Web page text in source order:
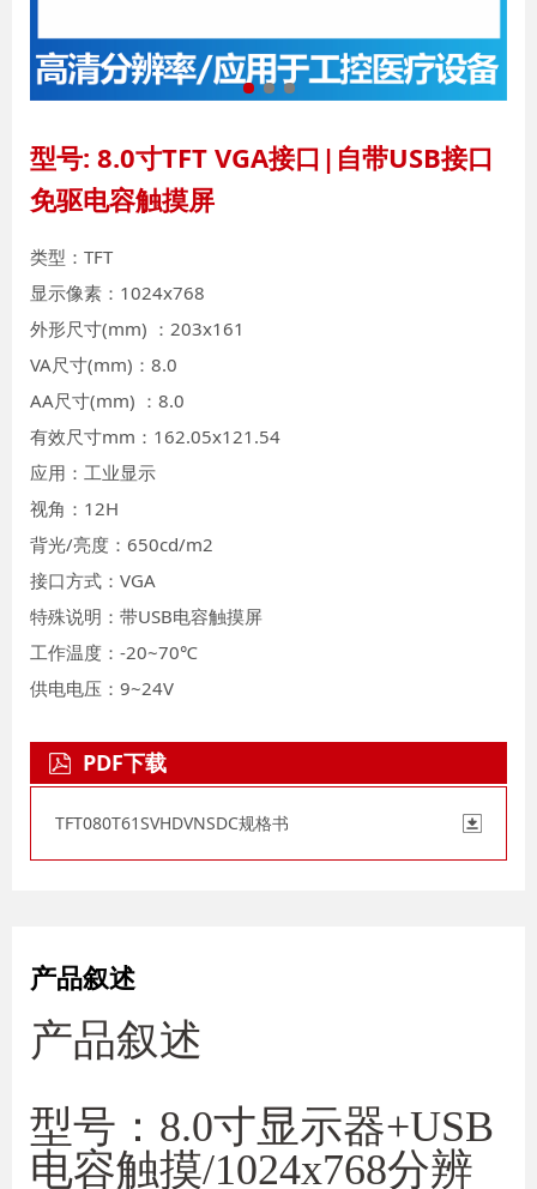
型号: 8.0寸TFT VGA接口|自带USB接口
免驱电容触摸屏
类型：TFT
显示像素：1024x768
外形尺寸(mm) ：203x161
VA尺寸(mm)：8.0
AA尺寸(mm) ：8.0
有效尺寸mm：162.05x121.54
应用：工业显示
视角：12H
背光/亮度：650cd/m2
接口方式：VGA
特殊说明：带USB电容触摸屏
工作温度：-20~70℃
供电电压：9~24V
PDF下载
TFT080T61SVHDVNSDC规格书
产品叙述
产品叙述
型号：8.0寸显示器+USB
电容触摸/1024x768分辨